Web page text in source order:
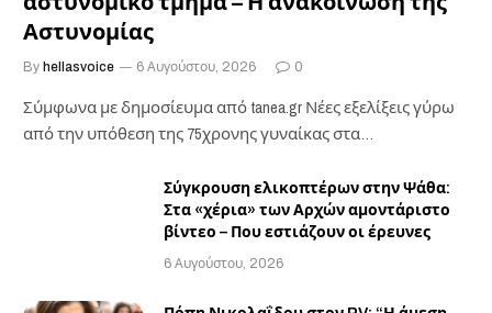
Αστυνομίας
By hellasvoice 6 Αυγούστου, 2026 0
Σύμφωνα με δημοσίευμα από tanea.gr Νέες εξελίξεις γύρω
από την υπόθεση της 75χρονης γυναίκας στα…
Σύγκρουση ελικοπτέρων στην Ψάθα:
Στα «χέρια» των Αρχών αμοντάριστο
βίντεο – Που εστιάζουν οι έρευνες
6 Αυγούστου, 2026